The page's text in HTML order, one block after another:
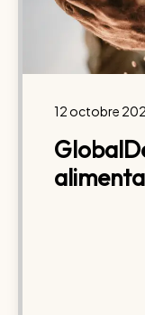
12 octobre